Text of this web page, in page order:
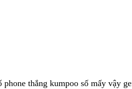
thắng kumpoo số mấy vậy